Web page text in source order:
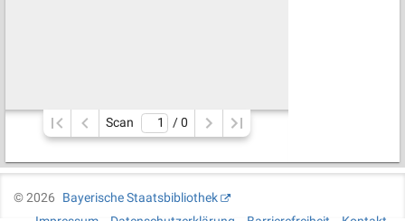
Scan / 0
©2026
Bayerische Staatsbibliothek